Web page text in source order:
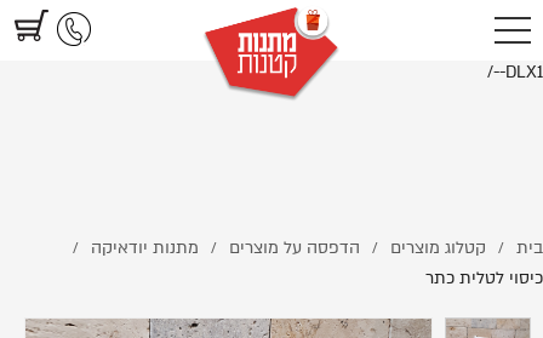
https://www.littlegifts.co.il/%D7%9B%D7%99%D7%A1%D7%95%D7%99-
%D7%9C%D7%98%D7%9C%D7%99%D7%AA-%D7%9B%D7%AA%D7%A8-
--DLX1/
בית / קטלוג מוצרים / הדפסה על מוצרים / מתנות יודאיקה /
כיסוי לטלית כתר